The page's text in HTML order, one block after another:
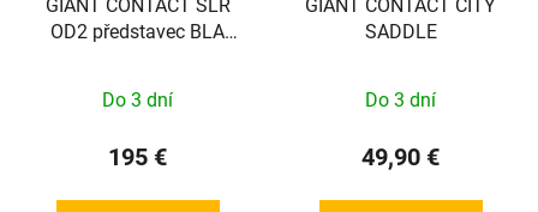
GIANT CONTACT SLR
OD2 představec BLA
Do 3 dní
195 €
GIANT CONTACT CITY
SADDLE
Do 3 dní
49,90 €